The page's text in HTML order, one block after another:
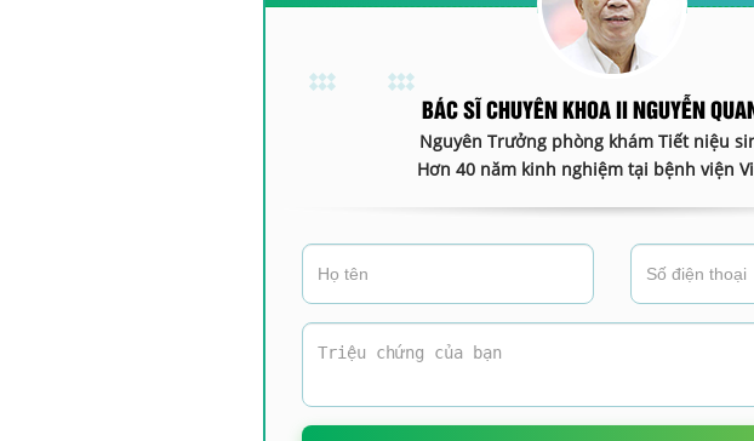
BÁC SĨ CHUYÊN KHOA II NGUYỄN
Nguyên Trưởng phòng khám Tiết niệu
Hơn 40 năm kinh nghiệm tại bệnh viện